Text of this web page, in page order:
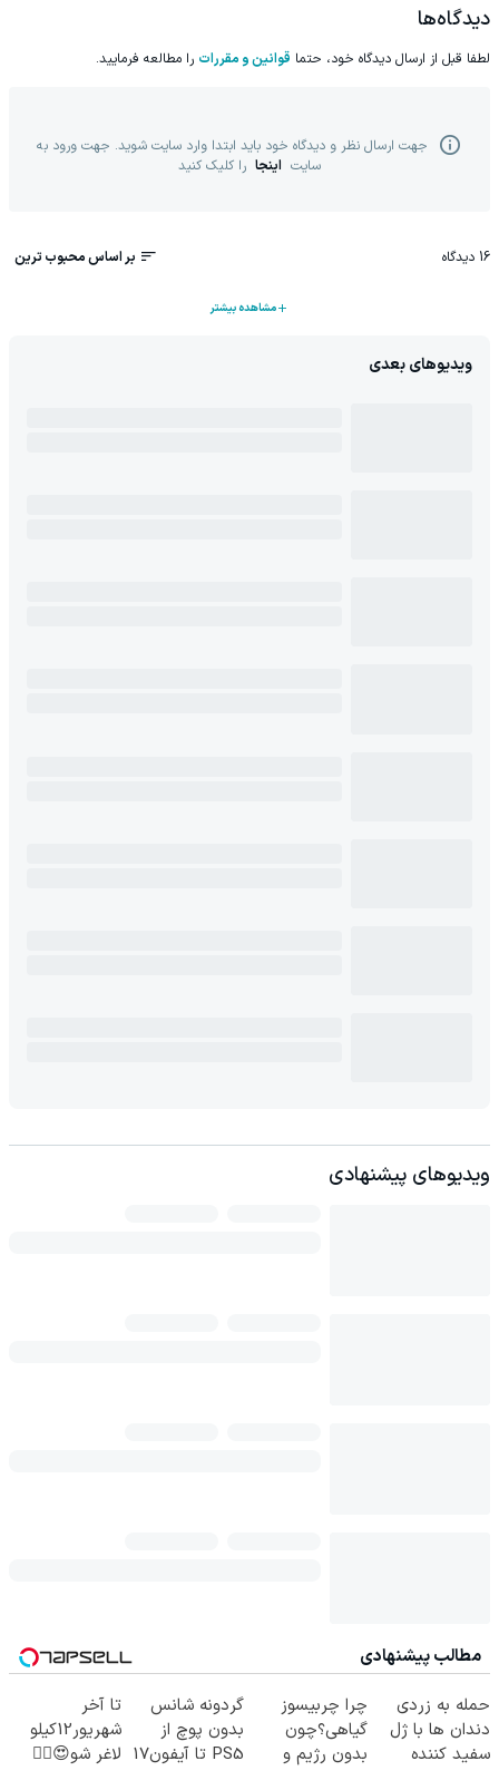
دیدگاه‌ها
لطفا قبل از ارسال دیدگاه خود، حتما قوانین و مقررات را مطالعه فرمایید.
جهت ارسال نظر و دیدگاه خود باید ابتدا وارد سایت شوید. جهت ورود به
سایت اینجا را کلیک کنید
16 دیدگاه بر اساس محبوب ترین
مشاهده بیشتر
ویدیوهای بعدی
ویدیوهای پیشنهادی
مطالب پیشنهادی
حمله به زردی
دندان ها با ژل
سفید کننده
چرا چربیسوز
گیاهی؟چون
بدون رژیم و
گردونه شانس
بدون پوچ از
PS5 تا آیفون17
تا آخر
شهریور12کیلو
لاغر شو😍👌🏻